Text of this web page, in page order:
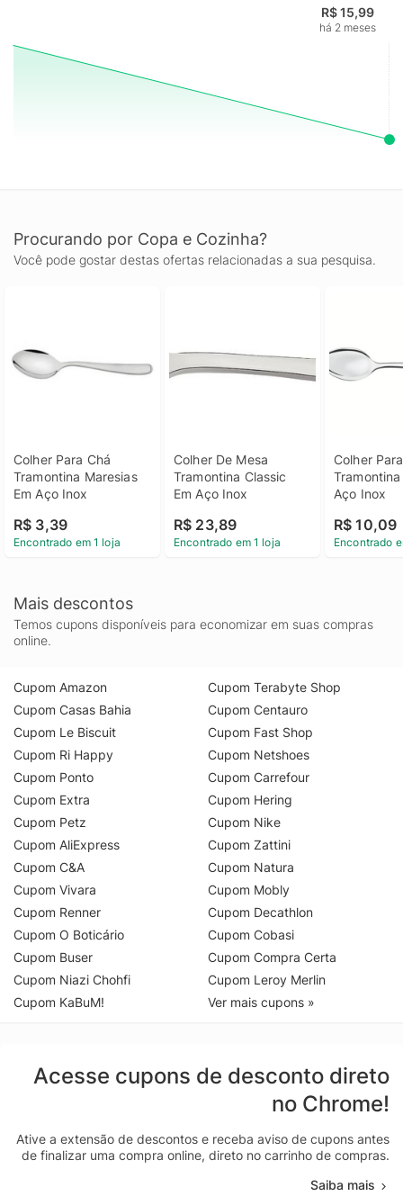
R$ 15,99
há 2 meses
Procurando por Copa e Cozinha?
Você pode gostar destas ofertas relacionadas a sua pesquisa.
Colher Para Chá
Tramontina Maresias
Em Aço Inox
R$ 3,39
Encontrado em 1 loja
Colher De Mesa
Tramontina Classic
Em Aço Inox
R$ 23,89
Encontrado em 1 loja
Colher
Aço Inox
R$ 10,09
Encontrado
Mais descontos
Temos cupons disponíveis para economizar em suas compras
online.
Cupom Amazon
Cupom Casas Bahia
Cupom Le Biscuit
Cupom Ri Happy
Cupom Ponto
Cupom Extra
Cupom Petz
Cupom AliExpress
Cupom C&A
Cupom Vivara
Cupom Renner
Cupom O Boticário
Cupom Buser
Cupom Niazi Chohfi
Cupom KaBuM!
Cupom Terabyte Shop
Cupom Centauro
Cupom Fast Shop
Cupom Netshoes
Cupom Carrefour
Cupom Hering
Cupom Nike
Cupom Zattini
Cupom Natura
Cupom Mobly
Cupom Decathlon
Cupom Cobasi
Cupom Compra Certa
Cupom Leroy Merlin
Ver mais cupons »
Acesse cupons de desconto direto
no Chrome!
Ative a extensão de descontos e receba aviso de cupons antes
de finalizar uma compra online, direto no carrinho de compras.
Saiba mais